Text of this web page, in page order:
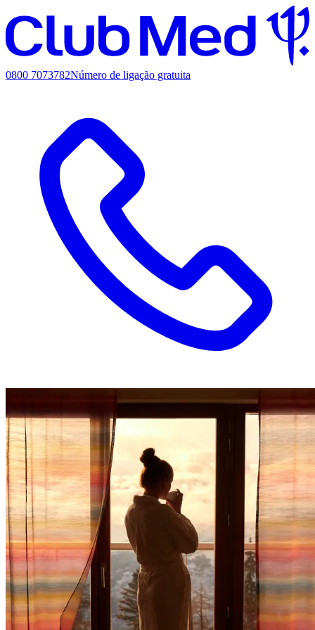
0800 7073782Número de ligação gratuita